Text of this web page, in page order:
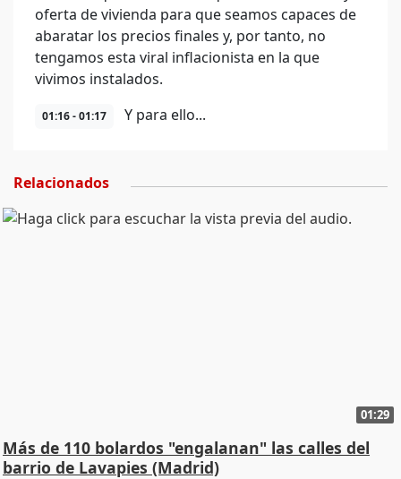
oferta de vivienda para que seamos capaces de
abaratar los precios finales y, por tanto, no
tengamos esta viral inflacionista en la que
vivimos instalados.
01:16 - 01:17 Y para ello...
Relacionados
01:29
Más de 110 bolardos "engalanan" las calles del
barrio de Lavapies (Madrid)